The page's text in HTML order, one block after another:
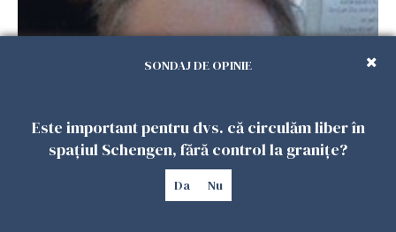
SONDAJ DE OPINIE
Este important pentru dvs. că circulăm liber în
spațiul Schengen, fără control la granițe?
Da Nu